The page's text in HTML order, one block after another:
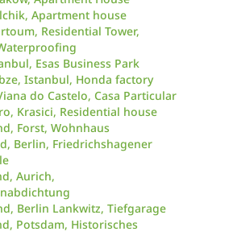
Apartment house
Residential Tower,
Esas Business Park
Istanbul, Honda factory
do Castelo, Casa Particular
Krasici, Residential house
Forst, Wohnhaus
Berlin, Friedrichshagener
Aurich,
Berlin Lankwitz, Tiefgarage
Potsdam, Historisches